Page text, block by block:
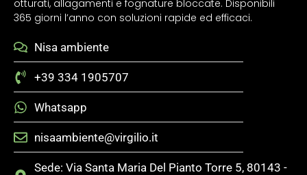
otturati, allagamenti e fognature bloccate. Disponibili
365 giorni l’anno con soluzioni rapide ed efficaci.
Nisa ambiente
+39 334 1905707
Whatsapp
nisaambiente@virgilio.it
Sede: Via Santa Maria Del Pianto Torre 5, 80143 -